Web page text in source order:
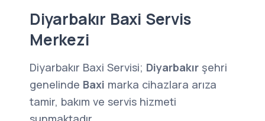
Diyarbakır Baxi Servis
Merkezi
Diyarbakır Baxi Servisi; Diyarbakır şehri
genelinde Baxi marka cihazlara arıza
tamir, bakım ve servis hizmeti